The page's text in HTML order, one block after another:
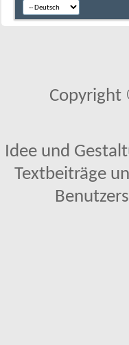
Copyright
Idee und
Textbeiträge